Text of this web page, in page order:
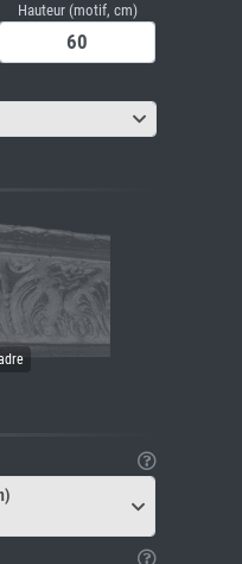
Hauteur (motif, cm)